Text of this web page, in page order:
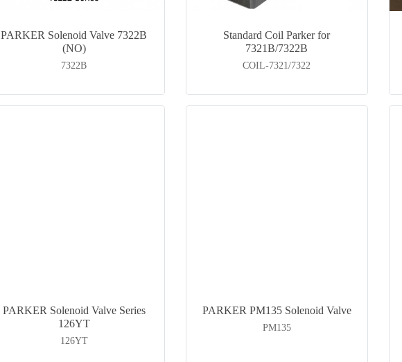
PARKER Solenoid Valve 7322B
(NO)
7322B
Standard Coil Parker for
7321B/7322B
COIL-7321/7322
PARKER Solenoid Valve Series
126YT
126YT
PARKER PM135 Solenoid Valve
PM135